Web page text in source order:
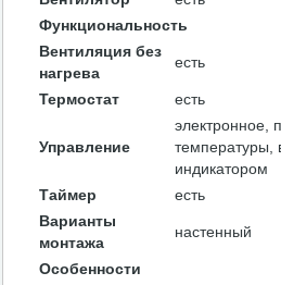
Функциональность
Вентиляция без
нагрева
есть
Термостат есть
Управление
электронное,
температуры,
индикатором
Таймер
есть
Варианты
монтажа
настенный
Особенности